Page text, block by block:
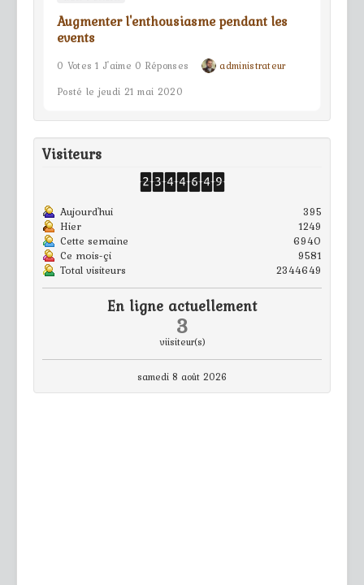
Augmenter l'enthousiasme pendant les
events
0 Votes 1 J'aime 0 Réponses
administrateur
Posté le jeudi 21 mai 2020
Visiteurs
Aujourd'hui
395
Hier
1249
Cette semaine
6940
Ce mois-çi
9581
Total visiteurs
2344649
En ligne actuellement
3
viisiteur(s)
samedi 8 août 2026